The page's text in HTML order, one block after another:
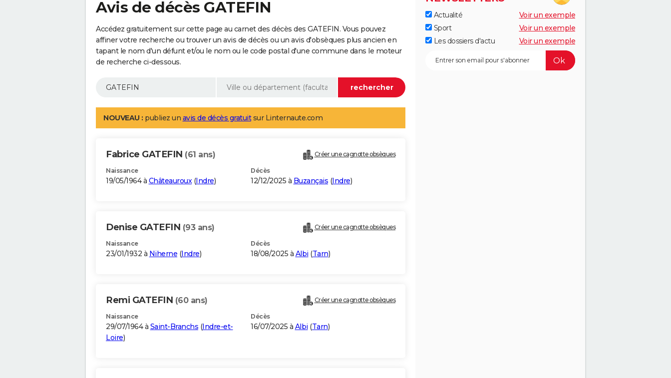
Avis de décès GATEFIN
Accédez gratuitement sur cette page au carnet des décès des GATEFIN. Vous pouvez
affiner votre recherche ou trouver un avis de décès ou un avis d'obsèques plus ancien en
tapant le nom d'un défunt et/ou le nom ou le code postal d'une commune dans le moteur
de recherche ci-dessous.
NOUVEAU : publiez un avis de décès gratuitsur Linternaute.com
Fabrice GATEFIN (61 ans) Créer une cagnotte obsèques
Naissance
19/05/1964 à Châteauroux(Indre)
Décès
12/12/2025 à Buzançais (Indre)
Denise GATEFIN (93 ans) Créer une cagnotte obsèques
Naissance
23/01/1932 à Niherne (Indre)
Décès
18/08/2025 à Albi (Tarn)
Remi GATEFIN (60 ans) Créer une cagnotte obsèques
Naissance
29/07/1964 à Saint-Branchs (Indre-et-
Loire)
Décès
16/07/2025 à Albi (Tarn)
Actualité
Voir un exemple
Sport
Voir un exemple
Les dossiers d'actu
Voir un exemple